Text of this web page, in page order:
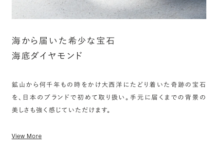
海から届いた希少な宝石
海底ダイヤモンド
鉱山から何千年もの時をかけ大西洋にたどり着いた奇跡の宝石
を、日本のブランドで初めて取り扱い。手元に届くまでの背景の
美しさも強く感じていただけます。
View More